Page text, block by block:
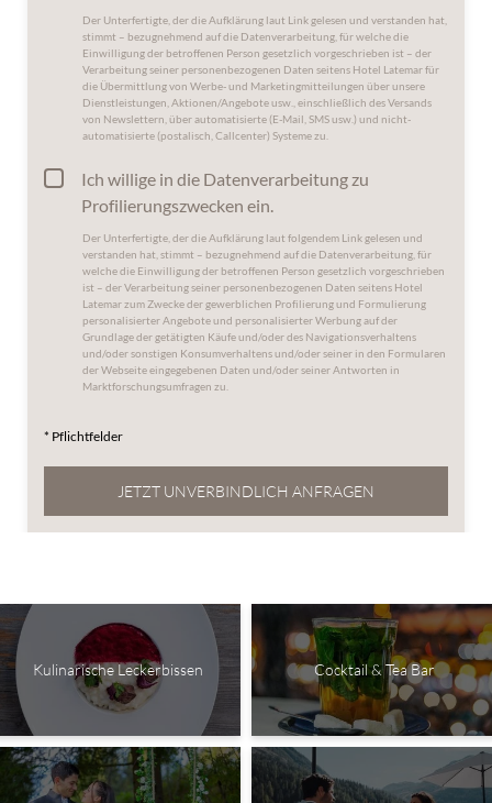
Der Unterfertigte, der dieAufklärung laut Linkgelesen und verstanden hat,
stimmt – bezugnehmend auf die Datenverarbeitung, für welche die
Einwilligung der betroffenen Person gesetzlich vorgeschrieben ist – der
Verarbeitung seiner personenbezogenen Daten seitens Hotel Latemar für
die Übermittlung von Werbe- und Marketingmitteilungen über unsere
Dienstleistungen, Aktionen/Angebote usw., einschließlich des Versands
von Newslettern, über automatisierte (E-Mail, SMS usw.) und nicht-
automatisierte (postalisch, Callcenter) Systeme zu.
Ich willige in die Datenverarbeitung zu
Profilierungszwecken ein.
Der Unterfertigte, der dieAufklärung laut folgendem Linkgelesen und
verstanden hat, stimmt – bezugnehmend auf die Datenverarbeitung, für
welche die Einwilligung der betroffenen Person gesetzlich vorgeschrieben
ist – der Verarbeitung seiner personenbezogenen Daten seitens Hotel
Latemar zum Zwecke der gewerblichen Profilierung und Formulierung
personalisierter Angebote und personalisierter Werbung auf der
Grundlage der getätigten Käufe und/oder des Navigationsverhaltens
und/oder sonstigen Konsumverhaltens und/oder seiner in den Formularen
der Webseite eingegebenen Daten und/oder seiner Antworten in
Marktforschungsumfragen zu.
* Pflichtfelder
JETZT UNVERBINDLICH ANFRAGEN
Kulinarische Leckerbissen Cocktail & Tea Bar